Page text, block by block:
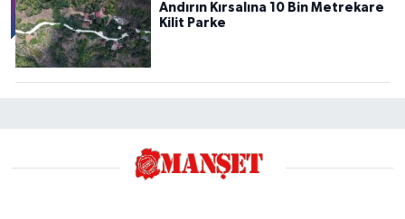
Andırın Kırsalına 10 Bin Metrekare
Kilit Parke